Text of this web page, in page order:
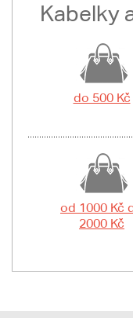
Kabelky
do 500 Kč
od 1000 Kč
2000 Kč